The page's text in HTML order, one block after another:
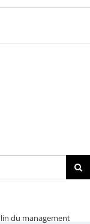
du management